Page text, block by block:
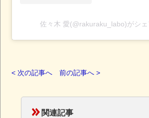
佐々木 愛(@rakuraku_labo)がシ
< 次の記事へ 前の記事へ >
関連記事